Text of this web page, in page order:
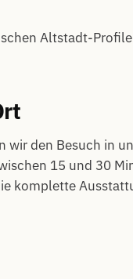
Altstadt-
den Besuch in
15 und 30
komplette